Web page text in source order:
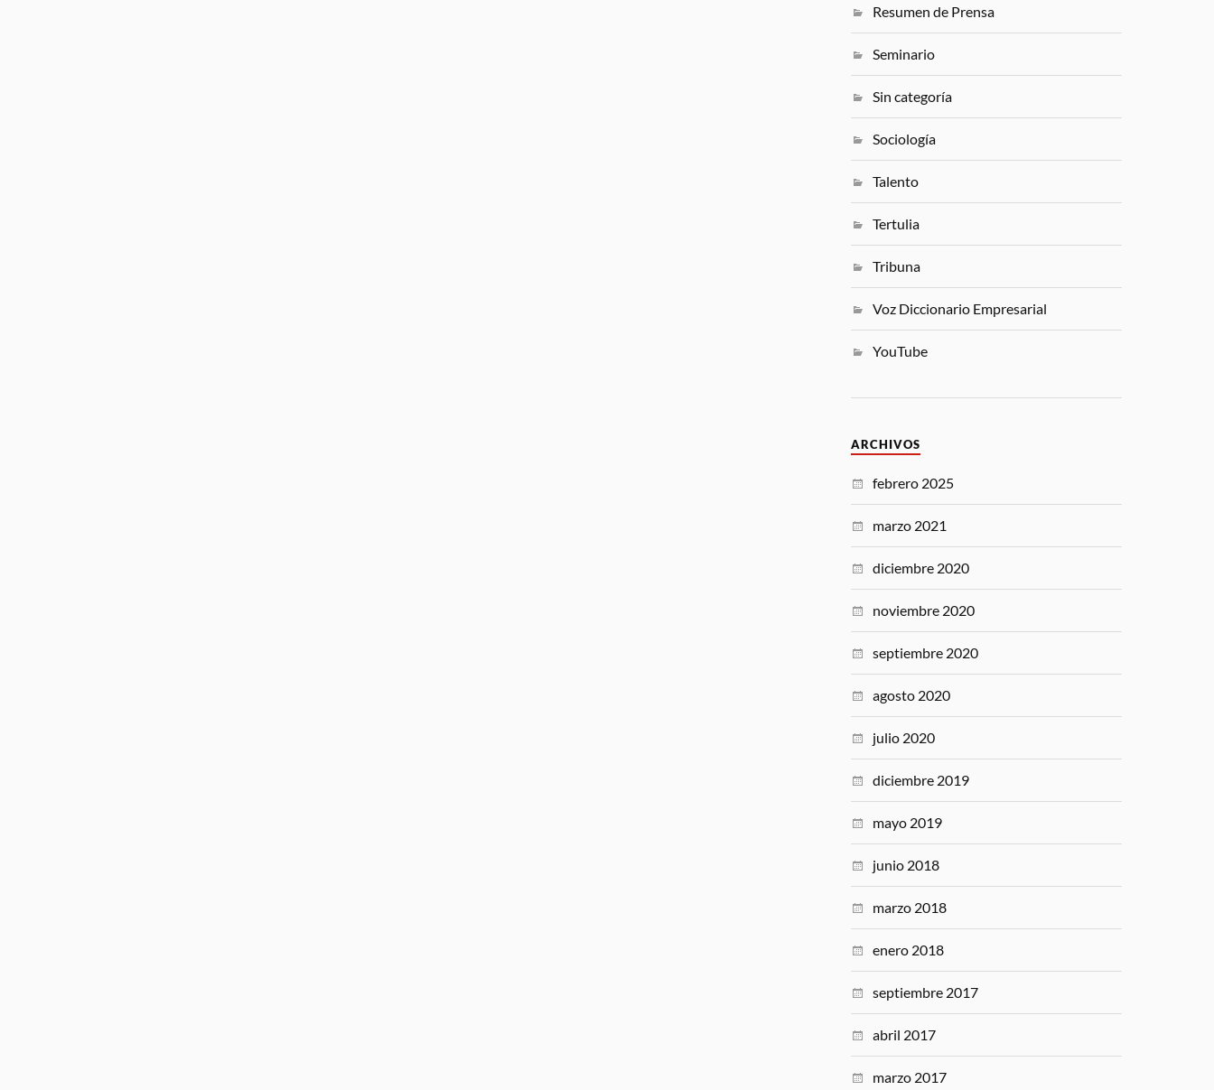
Resumen de Prensa
Seminario
Sin categoría
Sociología
Talento
Tertulia
Tribuna
Voz Diccionario Empresarial
YouTube
ARCHIVOS
febrero 2025
marzo 2021
diciembre 2020
noviembre 2020
septiembre 2020
agosto 2020
julio 2020
diciembre 2019
mayo 2019
junio 2018
marzo 2018
enero 2018
septiembre 2017
abril 2017
marzo 2017